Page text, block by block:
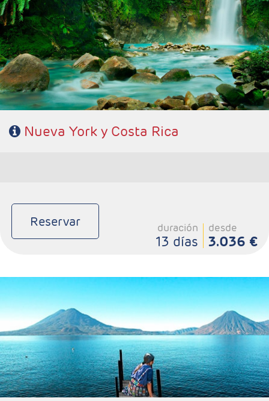
- Salidas: Diarias
- Ruta: 4 noches (ampliables) Nueva York + 7 noches Costa
Rica
- Categoría hotelera: A su elección
- Régimen: A su elección
- A destacar: Incluye traslados y Alto y Bajo Manhatan
Nueva York y Costa Rica
Reservar duración
13 días
desde
3.036 €
- Salidas: Martes
- Ruta: 2 noches Antigua Guatemala, 1 noche Panajachel, 3
noches Ciudad de Guatemala, 1 noche Copán, 1 noche Río
Dulce y 1 noche Flores.
- Categoría hotelera: 3*, 4* y 5*
- Régimen: 9 desayunos y 1 almuerzo (sin bebidas).